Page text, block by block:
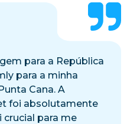
para a República
para a minha
Cana. A
foi absolutamente
crucial para me